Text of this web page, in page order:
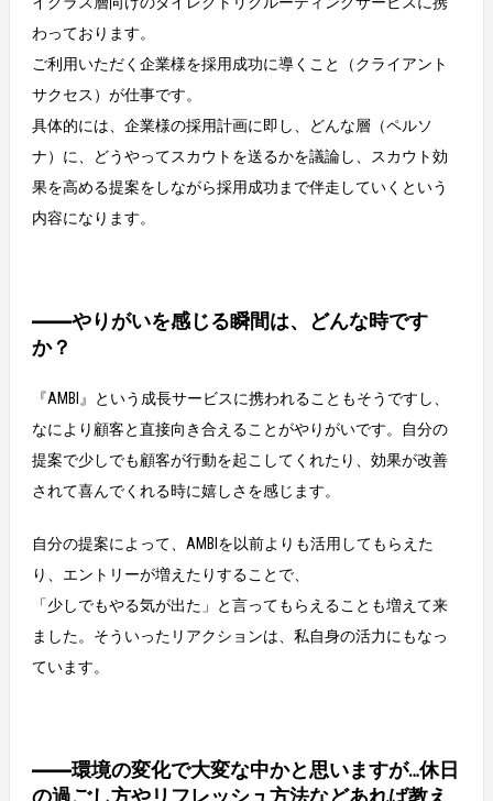
わっております。
ご利用いただく企業様を採用成功に導くこと（クライアント
サクセス）が仕事です。
具体的には、企業様の採用計画に即し、どんな層（ペルソ
ナ）に、どうやってスカウトを送るかを議論し、スカウト効
果を高める提案をしながら採用成功まで伴走していくという
内容になります。
――やりがいを感じる瞬間は、どんな時です
か？
『AMBI』という成長サービスに携われることもそうですし、
なにより顧客と直接向き合えることがやりがいです。自分の
提案で少しでも顧客が行動を起こしてくれたり、効果が改善
されて喜んでくれる時に嬉しさを感じます。
自分の提案によって、AMBIを以前よりも活用してもらえた
り、エントリーが増えたりすることで、
「少しでもやる気が出た」と言ってもらえることも増えて来
ました。そういったリアクションは、私自身の活力にもなっ
ています。
――環境の変化で大変な中かと思いますが…休日